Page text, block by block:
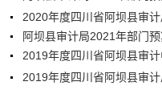
2020年度四川省阿坝县审
阿坝县审计局2021年部门
2019年度四川省阿坝县审
2019年度四川省阿坝县审